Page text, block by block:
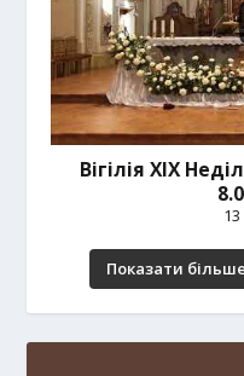
Вігілія ХІХ
Показати